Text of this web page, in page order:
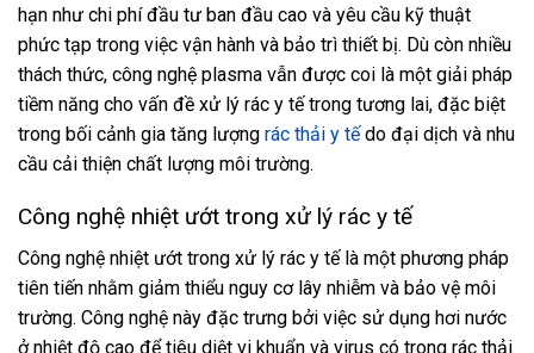
hạn như chi phí đầu tư ban đầu cao và yêu cầu kỹ thuật
phức tạp trong việc vận hành và bảo trì thiết bị. Dù còn nhiều
thách thức, công nghệ plasma vẫn được coi là một giải pháp
tiềm năng cho vấn đề xử lý rác y tế trong tương lai, đặc biệt
trong bối cảnh gia tăng lượng rác thải y tếdo đại dịch và nhu
cầu cải thiện chất lượng môi trường.
Công nghệ nhiệt ướt trong xử lý rác y tế
Công nghệ nhiệt ướt trong xử lý rác y tế là một phương pháp
tiên tiến nhằm giảm thiểu nguy cơ lây nhiễm và bảo vệ môi
trường. Công nghệ này đặc trưng bởi việc sử dụng hơi nước
ở nhiệt độ cao để tiêu diệt vi khuẩn và virus có trong rác thải